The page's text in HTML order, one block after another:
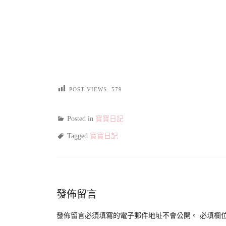
POST VIEWS: 579
Posted in 寶寶日記
Tagged 寶寶日記
發佈留言
發佈留言必須填寫的電子郵件地址不會公開。 必填欄